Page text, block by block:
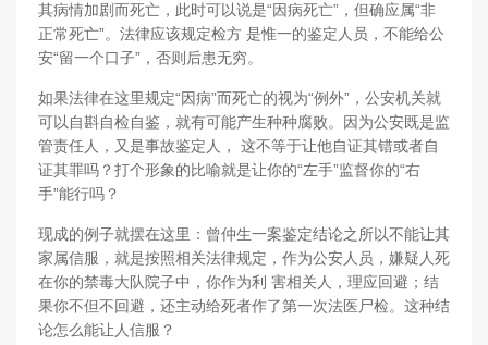
其病情加剧而死亡，此时可以说是“因病死亡”，但确应属“非
正常死亡”。法律应该规定检方 是惟一的鉴定人员，不能给公
安“留一个口子”，否则后患无穷。
如果法律在这里规定“因病”而死亡的视为“例外”，公安机关就
可以自斟自检自鉴，就有可能产生种种腐败。因为公安既是监
管责任人，又是事故鉴定人， 这不等于让他自证其错或者自
证其罪吗？打个形象的比喻就是让你的“左手”监督你的“右
手”能行吗？
现成的例子就摆在这里：曾仲生一案鉴定结论之所以不能让其
家属信服，就是按照相关法律规定，作为公安人员，嫌疑人死
在你的禁毒大队院子中，你作为利 害相关人，理应回避；结
果你不但不回避，还主动给死者作了第一次法医尸检。这种结
论怎么能让人信服？